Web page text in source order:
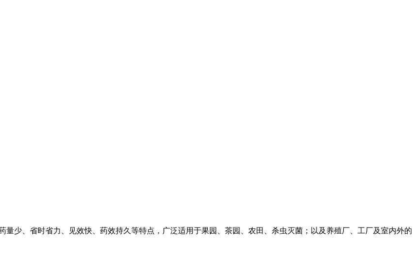
、省时省力、见效快、药效持久等特点，广泛适用于果园、茶园、农田、杀虫灭菌；以及养殖厂、工厂及室内外的